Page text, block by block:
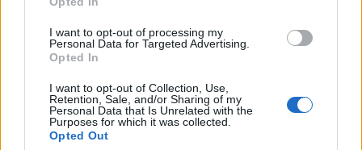
I want to opt-out of processing my
Personal Data for Targeted Advertising.
Opted In
I want to opt-out of Collection, Use,
Retention, Sale, and/or Sharing of my
Personal Data that Is Unrelated with the
Purposes for which it was collected.
Opted Out
Stampa
Vuoi ricevere gli aggiornamenti delle news di TecnoGazzetta?
Inserisci nome ed indirizzo E-Mail: